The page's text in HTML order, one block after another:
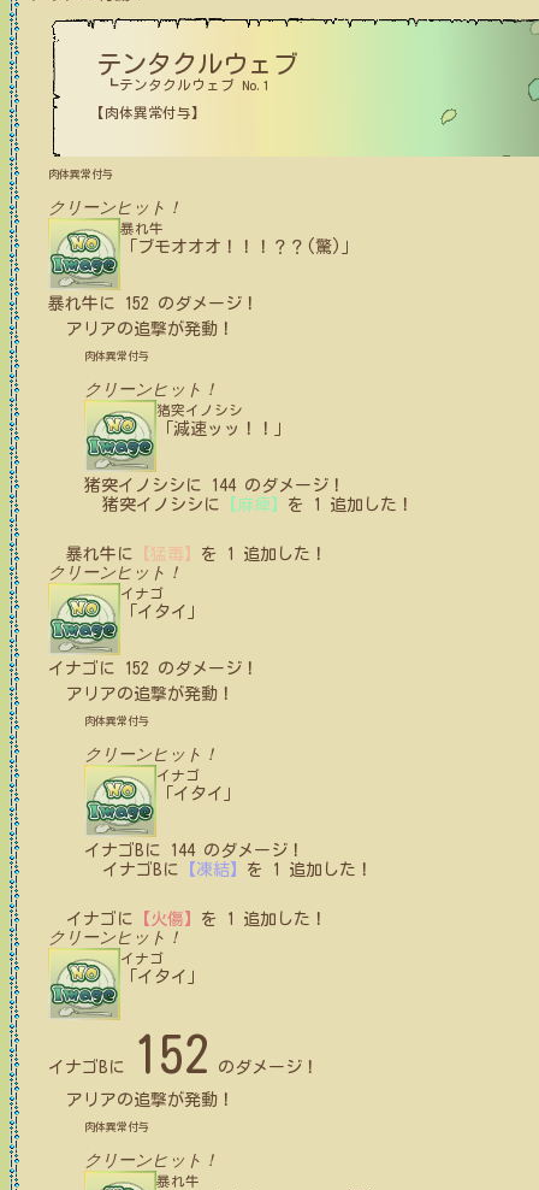
テンタクルウェブ
┗テンタクルウェブ No.1
【肉体異常付与】
肉体異常付与
クリーンヒット！
暴れ牛
「ブモオオオ！！！？？(驚)」
暴れ牛 に 152 のダメージ！
アリアの追撃が発動！
肉体異常付与
クリーンヒット！
猪突イノシシ
「減速ッッ！！」
猪突イノシシ に 144のダメージ！
猪突イノシシ に 【麻痺】 を 1 追加した！
暴れ牛 に 【猛毒】 を 1 追加した！
クリーンヒット！
イナゴ
「イタイ」
イナゴ に 152 のダメージ！
アリアの追撃が発動！
肉体異常付与
クリーンヒット！
イナゴ
「イタイ」
イナゴB に 144のダメージ！
イナゴB に 【凍結】 を 1 追加した！
イナゴ に 【火傷】 を 1 追加した！
クリーンヒット！
イナゴ
「イタイ」
イナゴB に 152
のダメージ！
アリアの追撃が発動！
肉体異常付与
クリーンヒット！
暴れ牛